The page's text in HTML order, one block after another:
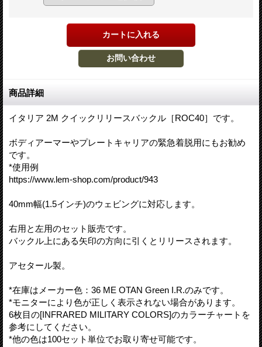
商品詳細
イタリア 2M クイックリリースバックル［ROC40］です。
ボディアーマーやプレートキャリアの緊急着脱用にもお勧め
です。
*使用例
https://www.lem-shop.com/product/943
40mm幅(1.5インチ)のウェビングに対応します。
右用と左用のセット販売です。
バックル上にある矢印の方向に引くとリリースされます。
アセタール製。
*在庫はメーカー色：36 ME OTAN Green I.R.のみです。
*モニターにより色が正しく表示されない場合があります。
6枚目の[INFRARED MILITARY COLORS]のカラーチャートを
参考にしてください。
*他の色は100セット単位でお取り寄せ可能です。